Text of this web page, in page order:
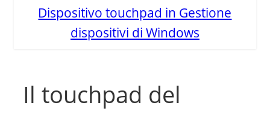
Dispositivo touchpad in Gestione
dispositivi di Windows
Il touchpad del